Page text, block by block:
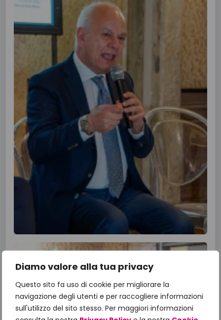
Diamo valore alla tua privacy
Questo sito fa uso di cookie per migliorare la
navigazione degli utenti e per raccogliere informazioni
sull'utilizzo del sito stesso. Per maggiori informazioni